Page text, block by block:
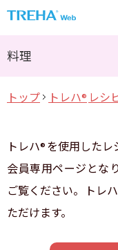
プ
料理
トップ トレハ® レシ
トレハ® を使用したレ
会員専用ページとな
ご覧ください。トレハ
ただけます。